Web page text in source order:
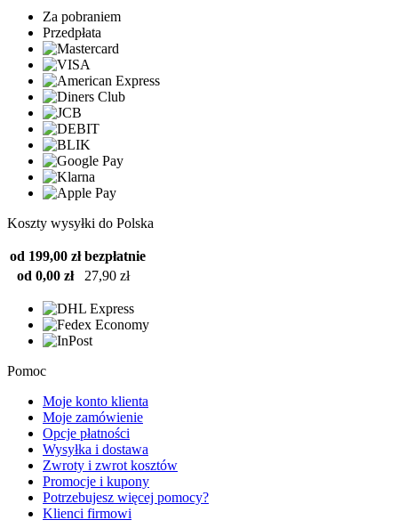
Za pobraniem
Przedpłata
Koszty wysyłki do Polska
od 199,00 zł bezpłatnie
od 0,00 zł
27,90 zł
Pomoc
Moje konto klienta
Moje zamówienie
Opcje płatności
Wysyłka i dostawa
Zwroty i zwrot kosztów
Promocje i kupony
Potrzebujesz więcej pomocy?
Klienci firmowi